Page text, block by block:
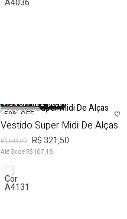
+15% OFF na 2ª peça
50% OFF
Vestido Super Midi De Alças
R$ 643,00 R$ 321,50
Até3x de R$ 107,16